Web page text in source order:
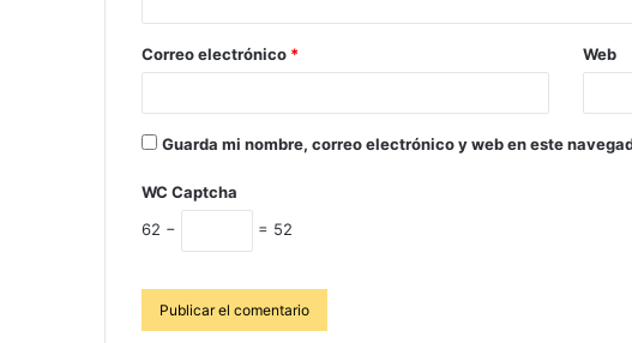
Correo electrónico * Web
Guarda mi nombre, correo electrónico y web en este
WC Captcha
62 −
= 52